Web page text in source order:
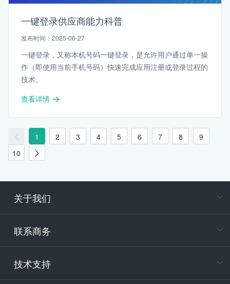
一键登录供应商能力科普
发布时间：2025-06-27
一键登录，又称本机号码一键登录，是允许用户通过单一操
作（即使用当前手机号码）快速完成应用注册或登录过程的
技术。
查看详情
1 2 3 4 5 6 7 8
9
10
关于我们
联系商务
技术支持
电
400-